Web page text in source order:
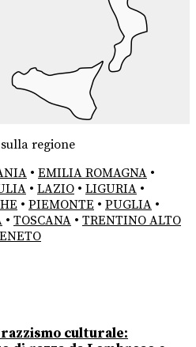
regione
• EMILIA ROMAGNA •
• LAZIO • LIGURIA •
• PIEMONTE • PUGLIA •
• TOSCANA • TRENTINO ALTO
culturale: